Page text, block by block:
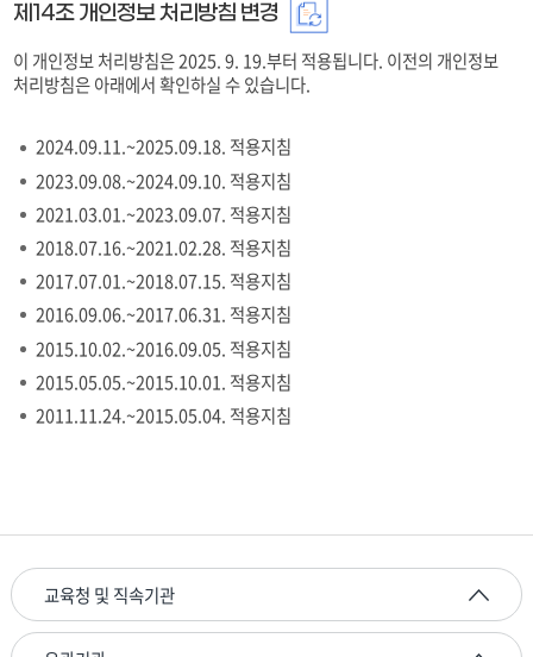
제14조 개인정보 처리방침 변경
이 개인정보 처리방침은2025. 9. 19.부터 적용됩니다. 이전의 개인정보
처리방침은 아래에서 확인하실 수 있습니다.
2024.09.11.~2025.09.18. 적용지침
2023.09.08.~2024.09.10. 적용지침
2021.03.01.~2023.09.07. 적용지침
2018.07.16.~2021.02.28. 적용지침
2017.07.01.~2018.07.15. 적용지침
2016.09.06.~2017.06.31. 적용지침
2015.10.02.~2016.09.05. 적용지침
2015.05.05.~2015.10.01. 적용지침
2011.11.24.~2015.05.04. 적용지침
교육청 및 직속기관